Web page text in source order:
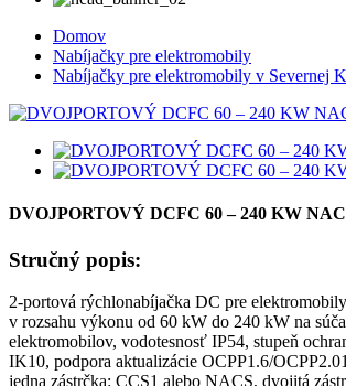
Domov
Nabíjačky pre elektromobily
Nabíjačky pre elektromobily v Severnej
DVOJPORTOVÝ DCFC 60 – 240 KW
Stručný popis:
2-portová rýchlonabíjačka DC pre
v rozsahu výkonu od 60 kW do 240 kW na
elektromobilov, vodotesnosť IP54, stupeň
IK10, podpora aktualizácie OCPP1.6/
jedna zástrčka: CCS1 alebo NACS, dvojitá